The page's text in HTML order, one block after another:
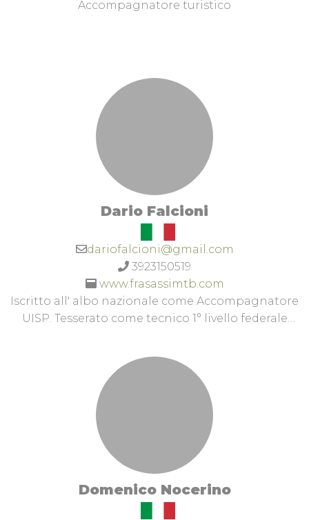
Accompagnatore turistico
Dario Falcioni
dariofalcioni@gmail.com
3923150519
www.frasassimtb.com
Iscritto all' albo nazionale come Accompagnatore
UISP. Tesserato come tecnico 1° livello federale
svolgo attività all' interno del Parco Gola della
Rossa e di Frasassi.
Domenico Nocerino